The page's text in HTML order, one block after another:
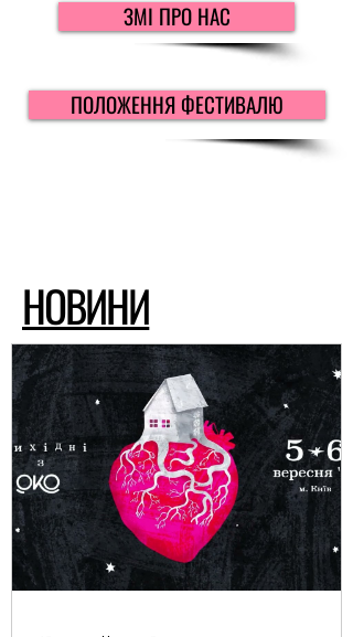
ЗМІ ПРО НАС
ПОЛОЖЕННЯ ФЕСТИВАЛЮ
НОВИНИ